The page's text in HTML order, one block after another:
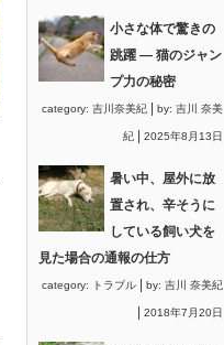
小さな体で驚きの
跳躍 ― 猫のジャン
プ力の秘密
category: 吉川奈美紀 by: 吉川 奈美
紀 2025年8月13日
暑い中、屋外に放
置され、辛そうに
している飼い犬を
見た場合の通報の仕方
category: トラブル by: 吉川 奈美紀
2018年7月20日